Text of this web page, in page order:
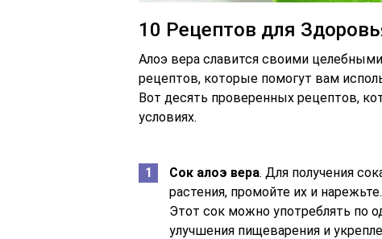
10 Рецептов для
Алоэ вера славится своими
рецептов, которые помогут вам
Вот десять проверенных рецептов,
условиях.
Сок алоэ вера. Для получения
растения, промойте их и
Этот сок можно употреблять по
улучшения пищеварения и